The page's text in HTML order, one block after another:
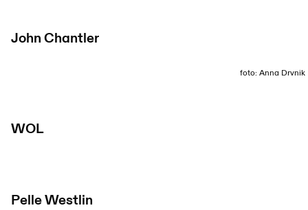
John Chantler
foto: Anna Drvnik
WOL
Pelle Westlin